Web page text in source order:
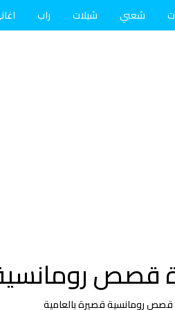
شعبي شيلات راب
قصص
رومانسية قصيرة بالعامية